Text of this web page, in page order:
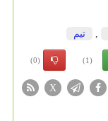
تیم
(1)
(0)
X